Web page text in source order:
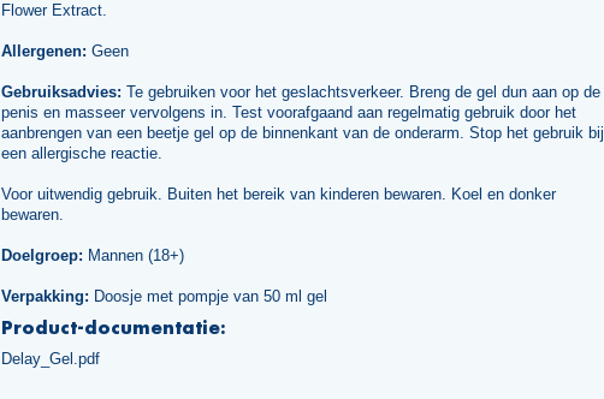
Flower Extract.
Allergenen: Geen
Gebruiksadvies: Te gebruiken voor het geslachtsverkeer. Breng de gel dun aan op de
penis en masseer vervolgens in. Test voorafgaand aan regelmatig gebruik door het
aanbrengen van een beetje gel op de binnenkant van de onderarm. Stop het gebruik bij
een allergische reactie.
Voor uitwendig gebruik. Buiten het bereik van kinderen bewaren. Koel en donker
bewaren.
Doelgroep: Mannen (18+)
Verpakking: Doosje met pompje van 50 ml gel
Product-documentatie:
Delay_Gel.pdf